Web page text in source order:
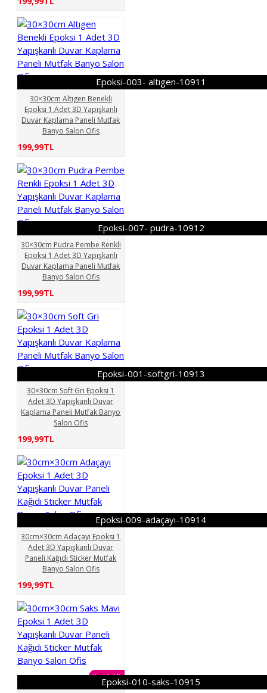
Epoksi-003- altıgen-10911
30×30cm Altıgen Benekli
Epoksi 1 Adet 3D Yapışkanlı
Duvar Kaplama Paneli Mutfak
Banyo Salon Ofis
199,99TL
Epoksi-007- pudra-10912
30×30cm Pudra Pembe Renkli
Epoksi 1 Adet 3D Yapışkanlı
Duvar Kaplama Paneli Mutfak
Banyo Salon Ofis
199,99TL
Epoksi-001-softgri-10913
30×30cm Soft Gri Epoksi 1
Adet 3D Yapışkanlı Duvar
Kaplama Paneli Mutfak Banyo
Salon Ofis
199,99TL
Epoksi-009-adaçayı-10914
30cm×30cm Adaçayı Epoksi 1
Adet 3D Yapışkanlı Duvar
Paneli Kağıdı Sticker Mutfak
Banyo Salon Ofis
199,99TL
Yeni Geldi
Epoksi-010-saks-10915